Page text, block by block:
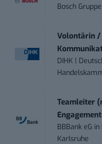
Bosch Gruppe
Volontärin
DIHK |
Teamleiter
BBBank eG in
Karlsruhe